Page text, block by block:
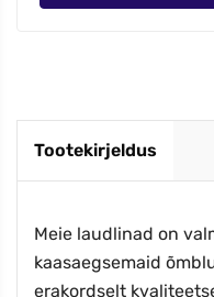
Tootekirjeldus
Meie laudlinad on
kaasaegsemaid
erakordselt